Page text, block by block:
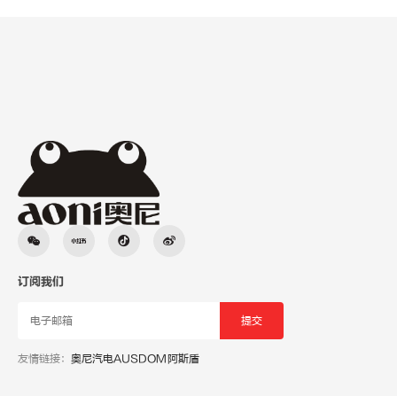
订阅我们
友情链接： 奥尼汽电AUSDOM阿斯盾